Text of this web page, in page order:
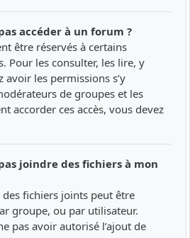
accéder à un forum ?
être réservés à certains
Pour les consulter, les lire, y
avoir les permissions s’y
de groupes et les
accorder ces accès, vous devez
joindre des fichiers à mon
des fichiers joints peut être
groupe, ou par utilisateur.
pas avoir autorisé l’ajout de